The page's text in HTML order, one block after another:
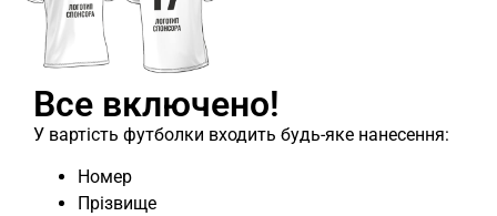
Все включено!
У вартість футболки входить будь-яке нанесення:
Номер
Прізвище